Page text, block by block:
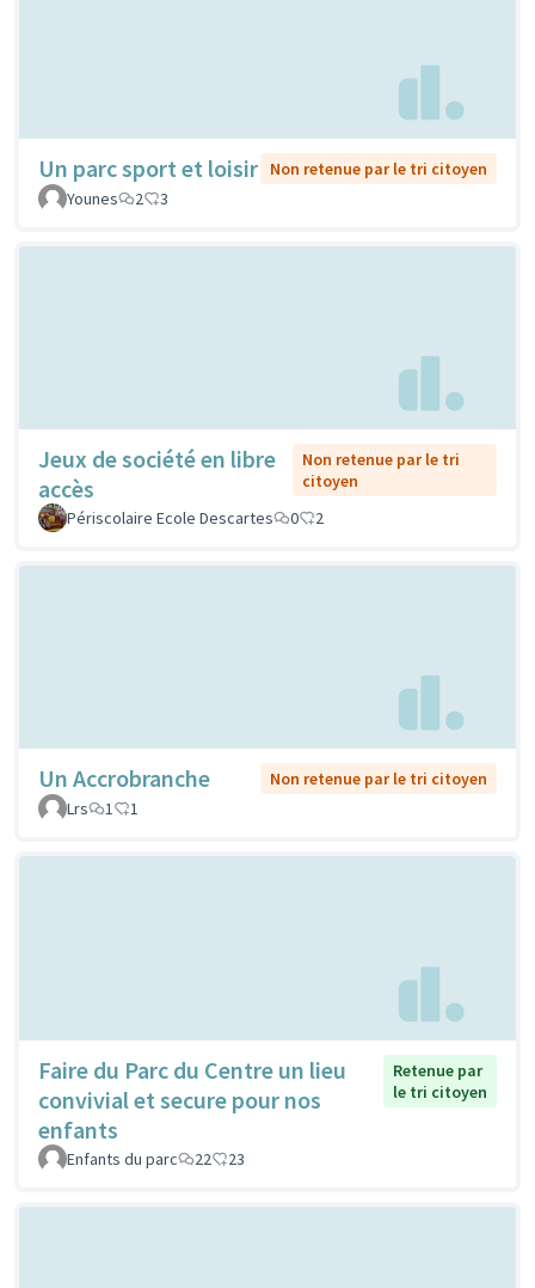
Un parc sport et loisir
Non retenue par le tri citoyen
Younes
2 3
Jeux de société en libre
accès
Non retenue par le tri
citoyen
Périscolaire Ecole Descartes
0 2
Un Accrobranche
Non retenue par le tri citoyen
Lrs
1 1
Faire du Parc du Centre un lieu
convivial et secure pour nos
enfants
Retenue par
le tri citoyen
Enfants du parc 22 23